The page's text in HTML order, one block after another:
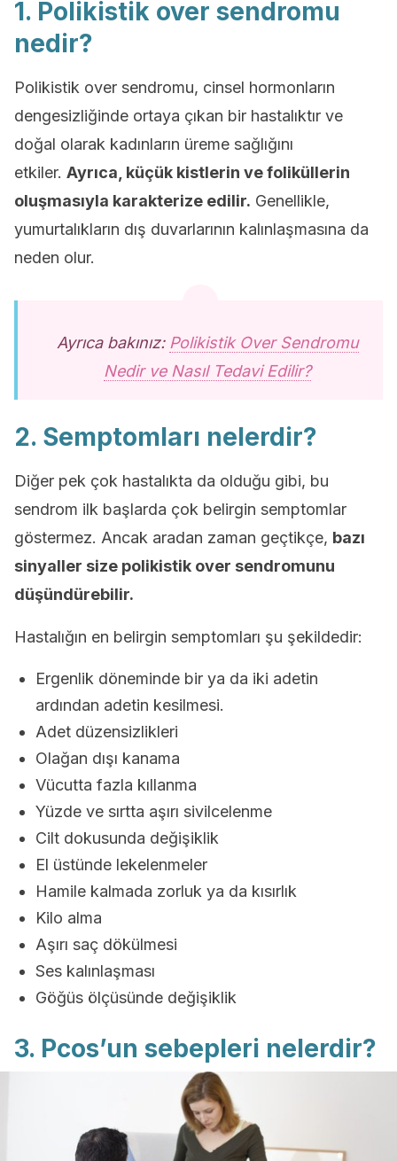
1. Polikistik over sendromu
nedir?
Polikistik over sendromu, cinsel hormonların
dengesizliğinde ortaya çıkan bir hastalıktır ve
doğal olarak kadınların üreme sağlığını
etkiler. Ayrıca, küçük kistlerin ve foliküllerin
oluşmasıyla karakterize edilir. Genellikle,
yumurtalıkların dış duvarlarının kalınlaşmasına da
neden olur.
Ayrıca bakınız: Polikistik Over Sendromu
Nedir ve Nasıl Tedavi Edilir?
2. Semptomları nelerdir?
Diğer pek çok hastalıkta da olduğu gibi, bu
sendrom ilk başlarda çok belirgin semptomlar
göstermez. Ancak aradan zaman geçtikçe, bazı
sinyaller size polikistik over sendromunu
düşündürebilir.
Hastalığın en belirgin semptomları şu şekildedir:
Ergenlik döneminde bir ya da iki adetin
ardından adetin kesilmesi.
Adet düzensizlikleri
Olağan dışı kanama
Vücutta fazla kıllanma
Yüzde ve sırtta aşırı sivilcelenme
Cilt dokusunda değişiklik
El üstünde lekelenmeler
Hamile kalmada zorluk ya da kısırlık
Kilo alma
Aşırı saç dökülmesi
Ses kalınlaşması
Göğüs ölçüsünde değişiklik
3. Pcos’un sebepleri nelerdir?